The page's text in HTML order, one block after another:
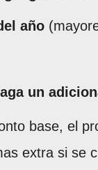
año
un
base, el
extra si se